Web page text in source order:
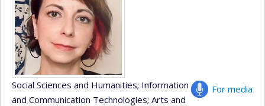
For media
Social Sciences and Humanities; Information
and Communication Technologies; Arts and